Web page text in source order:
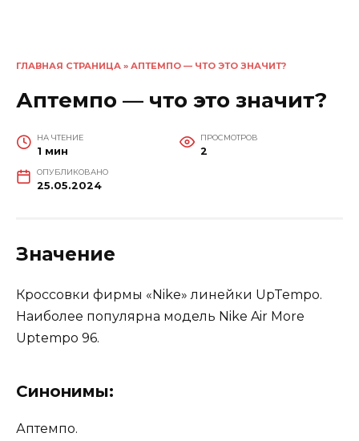
ГЛАВНАЯ СТРАНИЦА » АПТЕМПО — ЧТО ЭТО ЗНАЧИТ?
Аптемпо — что это значит?
НА ЧТЕНИЕ
1 мин
ПРОСМОТРОВ
2
ОПУБЛИКОВАНО
25.05.2024
Значение
Кроссовки фирмы «Nike» линейки UpTempo.
Наиболее популярна модель Nike Air More
Uptempo 96.
Синонимы:
Аптемпо.